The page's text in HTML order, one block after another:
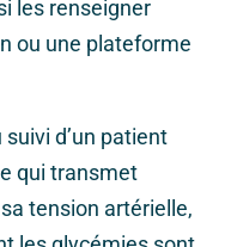
les renseigner
ou une plateforme
d’un patient
qui transmet
tension artérielle,